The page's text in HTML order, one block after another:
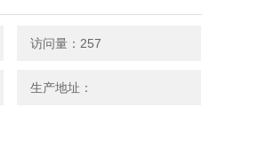
访问量：257
生产地址：